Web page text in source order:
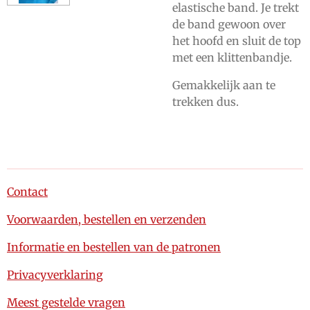
elastische band. Je trekt
de band gewoon over
het hoofd en sluit de top
met een klittenbandje.
Gemakkelijk aan te
trekken dus.
Contact
Voorwaarden, bestellen en verzenden
Informatie en bestellen van de patronen
Privacyverklaring
Meest gestelde vragen